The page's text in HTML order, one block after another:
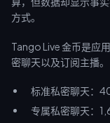
方式。
Tango Live 金币是应
密聊天以及订阅主播。
标准私密聊天：
专属私密聊天：